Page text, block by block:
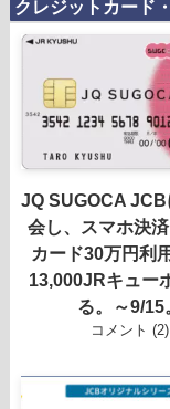
クレジットカード
JQ SUGOCA JCB
会し、スマホ決済
カード30万円利
13,000JRキュー
る。～9/15
コメント (2)